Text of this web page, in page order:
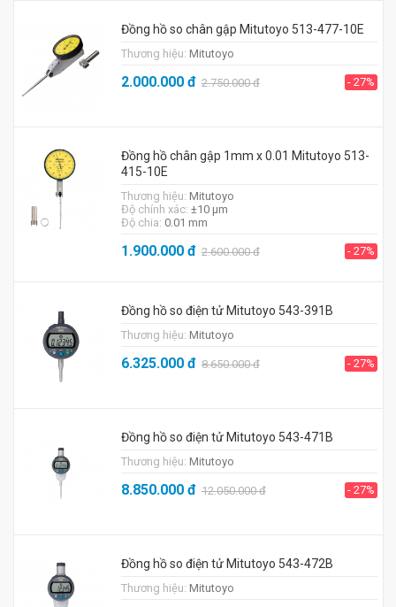
Đồng hồ so chân gập Mitutoyo 513-477-10E
Thương hiệu: Mitutoyo
2.000.000đ 2.750.000đ - 27%
Đồng hồ chân gập 1mm x 0.01 Mitutoyo 513-
415-10E
Thương hiệu: Mitutoyo
Độ chính xác: ±10 μm
Độ chia: 0.01 mm
1.900.000đ 2.600.000đ - 27%
Đồng hồ so điện tử Mitutoyo 543-391B
Thương hiệu: Mitutoyo
6.325.000đ 8.650.000đ - 27%
Đồng hồ so điện tử Mitutoyo 543-471B
Thương hiệu: Mitutoyo
8.850.000đ 12.050.000đ - 27%
Đồng hồ so điện tử Mitutoyo 543-472B
Thương hiệu: Mitutoyo